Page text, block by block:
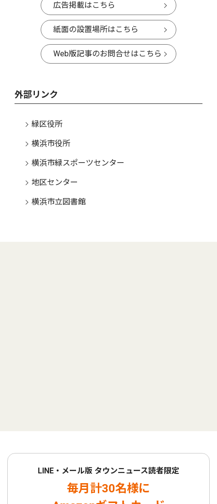
広告掲載はこちら
紙面の設置場所はこちら
Web版記事のお問合せはこちら
外部リンク
緑区役所
横浜市役所
横浜市緑スポーツセンター
地区センター
横浜市立図書館
LINE・メール版 タウンニュース読者限定
毎月計30名様に